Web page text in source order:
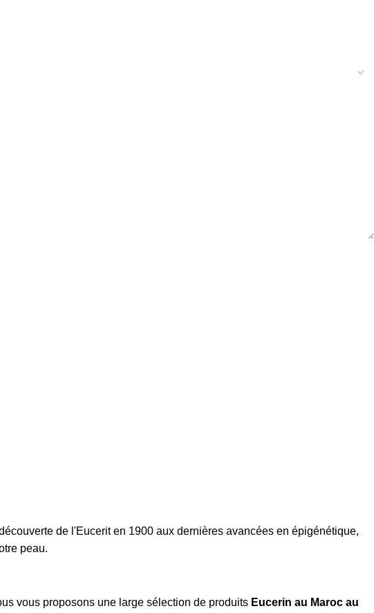
de l'Eucerit en 1900 aux dernières avancées en épigénétique,
peau.
vous proposons une large sélection de produits Eucerin au Maroc au